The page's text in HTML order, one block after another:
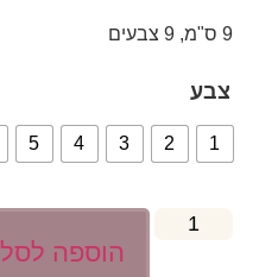
9 ס"מ, 9 צבעים
צבע
1
2
3
4
5
הוספה לסל